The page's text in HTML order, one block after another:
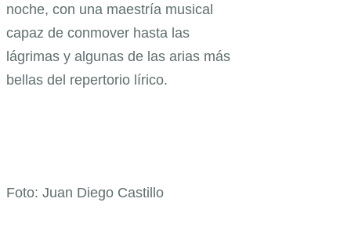
noche, con una maestría musical
capaz de conmover hasta las
lágrimas y algunas de las arias más
bellas del repertorio lírico.
Foto: Juan Diego Castillo